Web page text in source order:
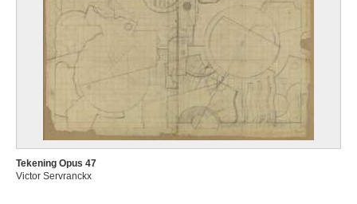
Tekening Opus 47
Victor Servranckx